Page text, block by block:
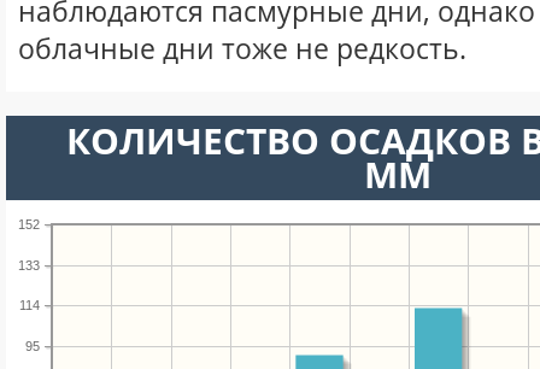
наблюдаются пасмурные дни,
облачные дни тоже не редкость.
КОЛИЧЕСТВО ОСАДКОВ
ММ
95
114
133
152